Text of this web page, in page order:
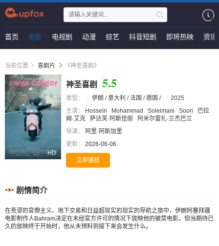
首页 电影 电视剧 动漫 综艺 抖音短剧 即将热映 资讯
当前位置 喜剧片 《神圣喜剧》
HD
神圣喜剧 5.5
类型： 伊朗 / 意大利 / 法国 / 德国 /
2025
主演：
Hossein Mohammad Soleimani Soori
巴拉
姆·艾克
萨达芙·阿斯佳丽
阿米尔雷扎·兰杰巴兰
导演：
阿里·阿斯加里
更新：
2026-06-06
立即播放
剧情简介
在荒谬的官僚主义、地下交易和日益超现实的现实的导航之旅中，伊朗阿塞拜疆
电影制作人Bahram决定在未经官方许可的情况下放映他的被禁电影。但当期待已
久的放映终于开始时，他从未预料到接下来会发生什么。